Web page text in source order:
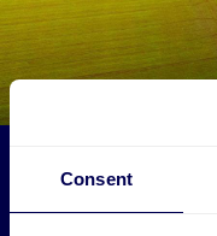
Consent
Laat je vracht naar en